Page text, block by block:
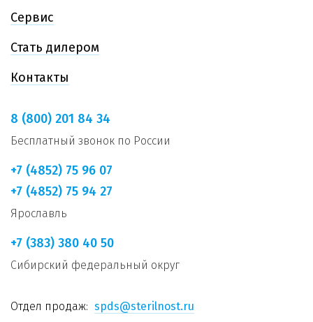
Сервис
Стать дилером
Контакты
8 (800) 201 84 34
Бесплатный звонок по России
+7 (4852) 75 96 07
+7 (4852) 75 94 27
Ярославль
+7 (383) 380 40 50
Сибирский федеральный округ
Отдел продаж: spds@sterilnost.ru